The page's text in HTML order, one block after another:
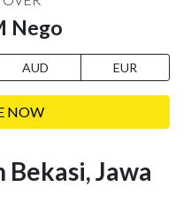
Nego
AUD EUR
NOW
Jawa